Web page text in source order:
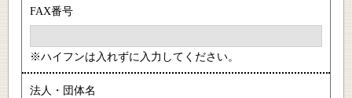
FAX番号
※ハイフンは入れずに入力してください。
法人・団体名